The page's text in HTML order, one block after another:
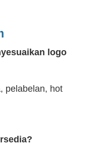
logo
pelabelan, hot